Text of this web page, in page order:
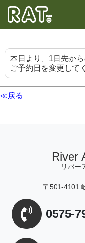
本日より、1日先から
ご予約日を変更して
≪戻る
River
リバー
〒501-4101
0575-